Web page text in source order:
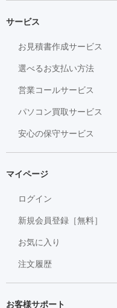
サービス
お見積書作成サービス
選べるお支払い方法
営業コールサービス
パソコン買取サービス
安心の保守サービス
マイページ
ログイン
新規会員登録［無料］
お気に入り
注文履歴
お客様サポート